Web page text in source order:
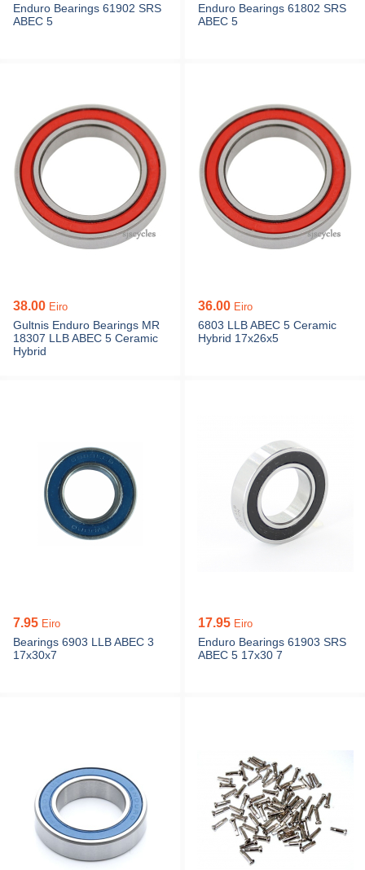
Enduro Bearings 61902 SRS
ABEC 5
Enduro Bearings 61802 SRS
ABEC 5
38.00 Eiro
Gultnis Enduro Bearings MR
18307 LLB ABEC 5 Ceramic
Hybrid
36.00 Eiro
6803 LLB ABEC 5 Ceramic
Hybrid 17x26x5
7.95 Eiro
Bearings 6903 LLB ABEC 3
17x30x7
17.95 Eiro
Enduro Bearings 61903 SRS
ABEC 5 17x30 7